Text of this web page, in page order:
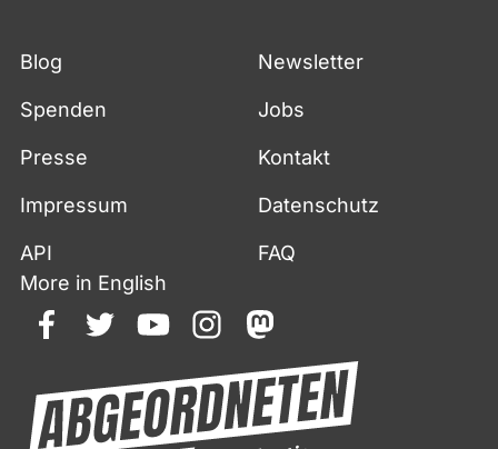
Blog Newsletter
Spenden Jobs
Presse Kontakt
Impressum Datenschutz
API
FAQ
More in English
facebooktwitteryoutubeinstagrammastodon